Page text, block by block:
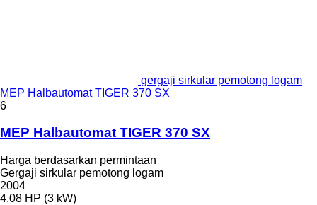
gergaji sirkular pemotong logam
MEP Halbautomat TIGER 370 SX
6
MEP Halbautomat TIGER 370 SX
Harga berdasarkan permintaan
Gergaji sirkular pemotong logam
2004
4.08 HP (3 kW)